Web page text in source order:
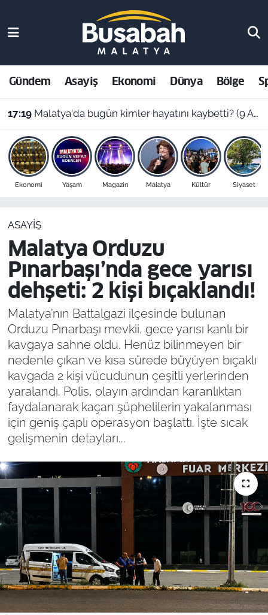
Gündem Asayiş Ekonomi Dünya Bölge
17:19 Malatya'da bugün kimler hayatını kaybetti? (9 Ağustos 2026 vefat listesi)
Ekonomi Yaşam Magazin Malatya Kültür Siyaset
ASAYIŞ
Malatya Orduzu
Pınarbaşı’nda gece yarısı
dehşeti: 2 kişi bıçaklandı!
Malatya’nın Battalgazi ilçesinde bulunan
Orduzu Pınarbaşı mevkii, gece yarısı kanlı bir
kavgaya sahne oldu. Henüz bilinmeyen bir
nedenle çıkan ve kısa sürede büyüyen bıçaklı
kavgada 2 kişi vücudunun çeşitli yerlerinden
yaralandı. Polis, olayın ardından karanlıktan
faydalanarak kaçan şüphelilerin yakalanması
için geniş çaplı operasyon başlattı. İşte sıcak
gelişmenin detayları...
Asayiş
Ekonomi
Dünya
Bölge
Resmi İlanlar
Malatya Nöbetçi Eczaneler
Malatya Hava Durumu
Malatya Namaz Vakitleri
Malatya Trafik Yoğunluk Haritası
Süper Lig Puan Durumu ve Fikstür
Son Dakika Haberleri
Haber Arşivi